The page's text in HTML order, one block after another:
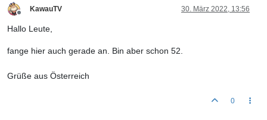
KawauTV 30. März 2022, 13:56
Hallo Leute,
fange hier auch gerade an. Bin aber schon 52.
Grüße aus Österreich
0